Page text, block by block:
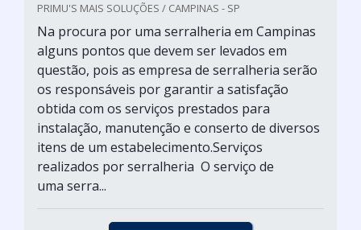
PRIMU'S MAIS SOLUÇÕES / CAMPINAS - SP
Na procura por uma serralheria em Campinas
alguns pontos que devem ser levados em
questão, pois as empresa de serralheria serão
os responsáveis por garantir a satisfação
obtida com os serviços prestados para
instalação, manutenção e conserto de diversos
itens de um estabelecimento.Serviços
realizados por serralheria O serviço de
uma serra...